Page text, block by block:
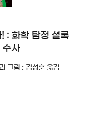
: 화학 탐정 셜록
수사
그림 ; 김성훈 옮김